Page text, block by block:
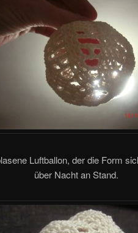
Luftballon, der die Form
über Nacht an Stand.